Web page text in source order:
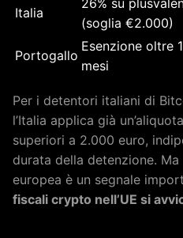
Italia
26% su
(soglia €2.000)
Portogallo
Esenzione oltre
mesi
Per i detentori italiani di
l’Italia applica già
superiori a 2.000 euro,
durata della detenzione.
europea è un segnale
fiscali crypto nell’UE si